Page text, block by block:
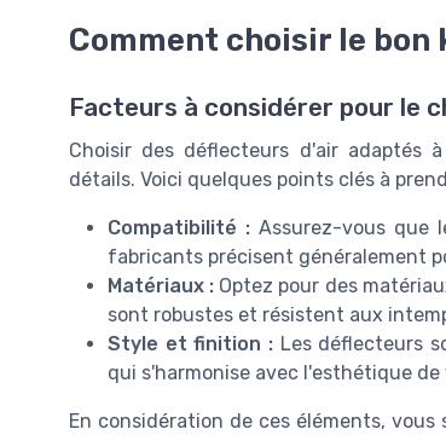
Comment choisir le
Facteurs à considérer pour le
Choisir des déflecteurs d'air adaptés
détails. Voici quelques points clés à
Compatibilité :Assurez-vous que
fabricants précisent généralement
Matériaux : Optez pour des
sont robustes et résistent aux
Style et finition : Les déflecteurs
qui s'harmonise avec l'esthétique
En considération de ces éléments,